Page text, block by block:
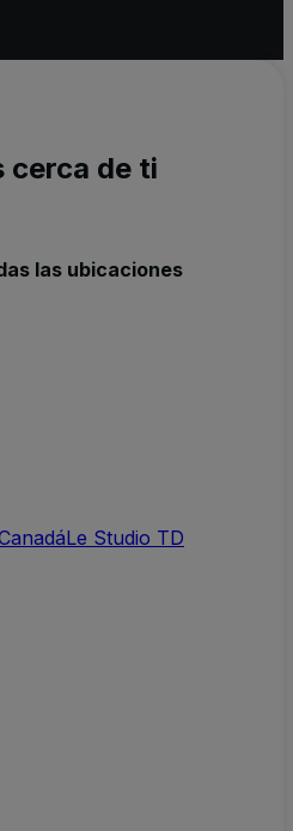
cerca de ti
las ubicaciones
Le Studio TD